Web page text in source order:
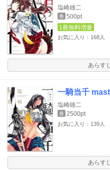
塩崎雄二
巻 500pt
1冊無料増量
お気に入り：168人
あらす
一騎当千
塩崎雄二
巻 2500pt
お気に入り：139人
あらす